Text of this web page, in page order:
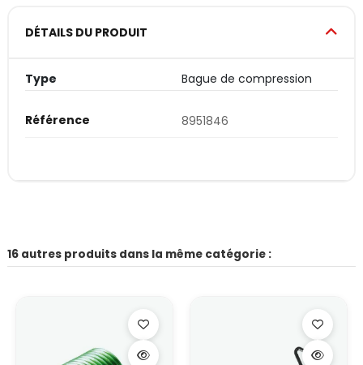
DÉTAILS DU PRODUIT
Type Bague de compression
Référence 8951846
16 autres produits dans la même catégorie :